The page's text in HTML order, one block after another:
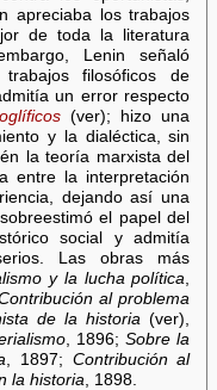
apreciaba los trabajos
de toda la literatura
Lenin señaló
filosóficos de
un error respecto
(ver); hizo una
y la dialéctica, sin
la teoría marxista del
entre la interpretación
dejando así una
el papel del
social y admitía
Las obras más
y la lucha política
al problema
de la historia (ver),
, 1896;Sobre la
, 1897; Contribución al
la historia , 1898.